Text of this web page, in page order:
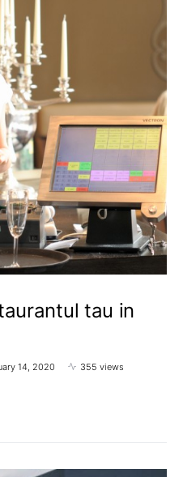
tau in
14, 2020
355 views